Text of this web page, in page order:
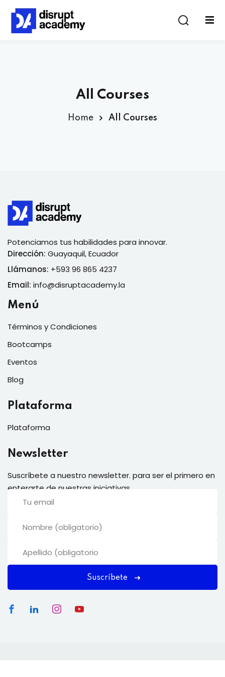
All Courses
Home All Courses
Potenciamos tus habilidades para innovar.
Dirección: Guayaquil, Ecuador
Llámanos: +593 96 865 4237
Email: info@disruptacademy.la
Menú
Términos y Condiciones
Bootcamps
Eventos
Blog
Plataforma
Plataforma
Newsletter
Suscríbete a nuestro newsletter. para ser el primero en
enterarte de nuestras iniciativas.
Suscríbete